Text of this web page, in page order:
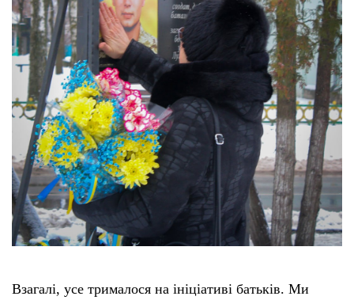
Взагалі, усе трималося на ініціативі батьків. Ми